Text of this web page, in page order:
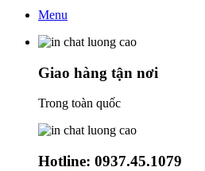
Menu
Giao hàng tận nơi
Trong toàn quốc
Hotline: 0937.45.1079